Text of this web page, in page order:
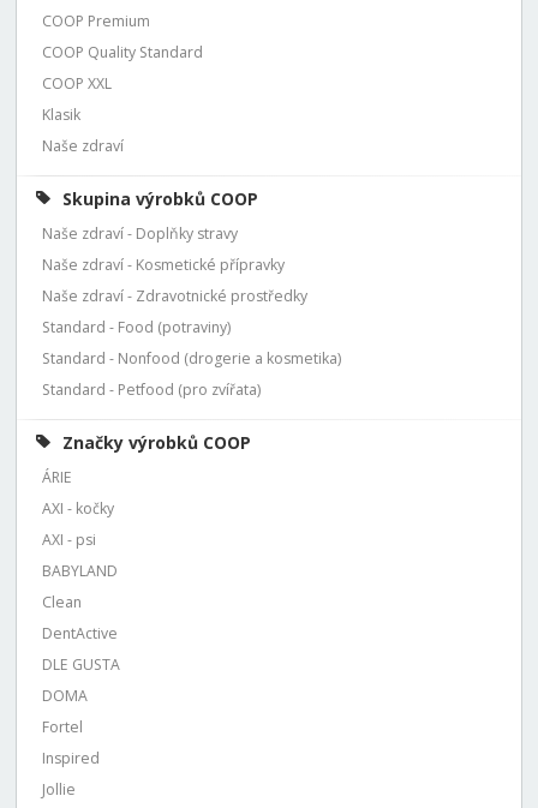
COOP Premium
COOP Quality Standard
COOP XXL
Klasik
Naše zdraví
Skupina výrobků COOP
Naše zdraví - Doplňky stravy
Naše zdraví - Kosmetické přípravky
Naše zdraví - Zdravotnické prostředky
Standard - Food (potraviny)
Standard - Nonfood (drogerie a kosmetika)
Standard - Petfood (pro zvířata)
Značky výrobků COOP
ÁRIE
AXI - kočky
AXI - psi
BABYLAND
Clean
DentActive
DLE GUSTA
DOMA
Fortel
Inspired
Jollie